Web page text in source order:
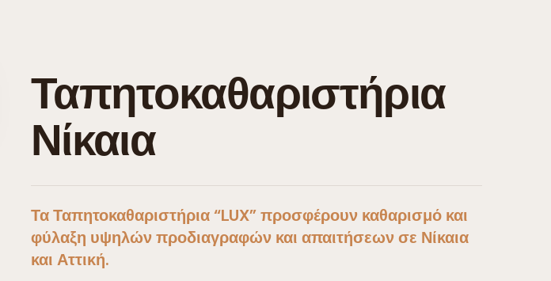
Ταπητοκαθαριστήρια
Νίκαια
Τα Ταπητοκαθαριστήρια “LUX” προσφέρουν καθαρισμό και
φύλαξη υψηλών προδιαγραφών και απαιτήσεων σε Νίκαια
και Αττική.